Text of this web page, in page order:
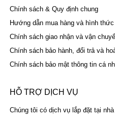
Chính sách & Quy định chung
Hướng dẫn mua hàng và hình
Chính sách giao nhận và vận
Chính sách bảo hành, đổi trả và
Chính sách bảo mật thông tin cá
HỖ TRỢ DỊCH VỤ
Chúng tôi có dịch vụ lắp đặt tại